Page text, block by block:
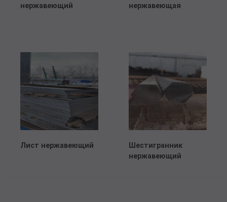
нержавеющий
нержавеющая
Лист нержавеющий
Шестигранник
нержавеющий